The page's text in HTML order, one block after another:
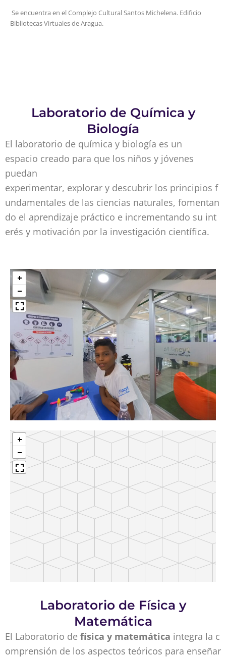
Se encuentra en el Complejo Cultural Santos Michelena. Edificio
Bibliotecas Virtuales de Aragua.
Laboratorio de Química y
Biología
El laboratorio de química y biología es un
espacio creado para que los niños y jóvenes
puedan
experimentar, explorar y descubrir los principios f
undamentales de las ciencias naturales, fomentan
do el aprendizaje práctico e incrementando su int
erés y motivación por la investigación científica.
Laboratorio de Física y
Matemática
El Laboratorio de física y matemática integra la c
omprensión de los aspectos teóricos para enseñar